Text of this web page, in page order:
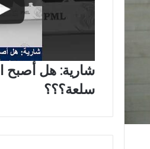
شارية: هل أصبح
سلعة؟؟؟